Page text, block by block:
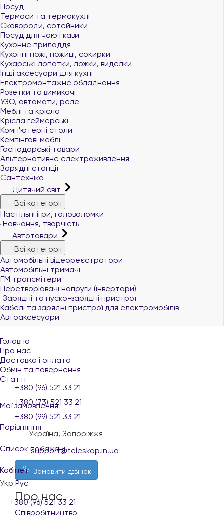
Посуд
Термоси та термокухлі
Сковороди, сотейники
Посуд для чаю і кави
Кухонне приладдя
Кухонні ножі, ножиці, сокирки
Кухарські лопатки, ложки, виделки
Інші аксесуари для кухні
Електромонтажне обладнання
Розетки та вимикачі
УЗО, автомати, реле
Меблі та крісла
Крісла геймерські
Комп'ютерні столи
Кемпінгові меблі
Господарські товари
Альтернативне електроживлення
Зарядні станції
Сантехніка
Дитячий світ
Всі категорії
Настільні ігри, головоломки
Навчання, творчість
Автотовари
Всі категорії
Автомобільні відеореєстратори
Автомобільні тримачі
FM трансмітери
Перетворювачі напруги (інвертори)
Зарядні та пуско-зарядні пристрої
Кабелі та зарядні пристрої для електромобілів
Автоаксесуари
Головна
Про нас
Доставка і оплата
Обмін та повернення
Статті
Мої замовлення
Порівняння
Список побажань
Кабінет
Укр Рус
+380 (96) 521 33 21
+380 (96) 521 33 21
+380 (73) 521 33 21
+380 (99) 521 33 21
Україна, Запоріжжя
support@teleskop.in.ua
Замовити дзвінок
Про нас
Співробітництво